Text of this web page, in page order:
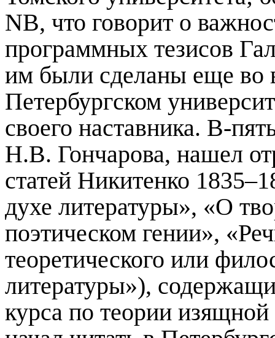
NB, что говорит о
программных тезисов
им были сделаны еще во
Петербургском
своего наставника. В-
Н.В. Гончарова, нашел
статей Никитенко
духе литературы», «О
поэтическом гении»,
теоретического или
литературы»),
курса по теории